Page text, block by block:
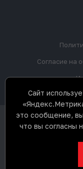
Согласие на
Сайт
это сообщение,
что вы согласны